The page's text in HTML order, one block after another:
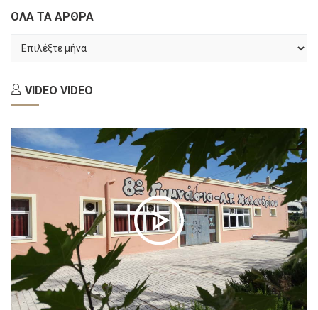
ΟΛΑ ΤΑ ΑΡΘΡΑ
ΤΑ
VIDEO VIDEO